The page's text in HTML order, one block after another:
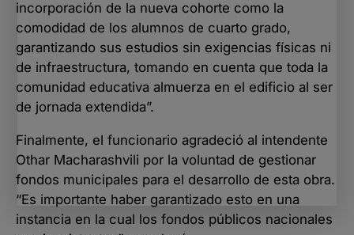
incorporación de la nueva cohorte como la
comodidad de los alumnos de cuarto grado,
garantizando sus estudios sin exigencias físicas ni
de infraestructura, tomando en cuenta que toda la
comunidad educativa almuerza en el edificio al ser
de jornada extendida”.
Finalmente, el funcionario agradeció al intendente
Othar Macharashvili por la voluntad de gestionar
fondos municipales para el desarrollo de esta obra.
“Es importante haber garantizado esto en una
instancia en la cual los fondos públicos nacionales